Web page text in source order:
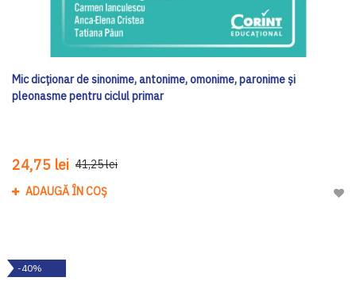
Mic dicționar de sinonime, antonime, omonime, paronime și
pleonasme pentru ciclul primar
24,75 lei 41,25 lei
ADAUGĂ ÎN COȘ
-40%